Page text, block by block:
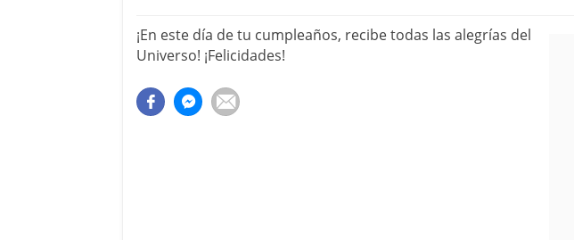
¡En este día de tu cumpleaños, recibe todas las alegrías del
Universo! ¡Felicidades!